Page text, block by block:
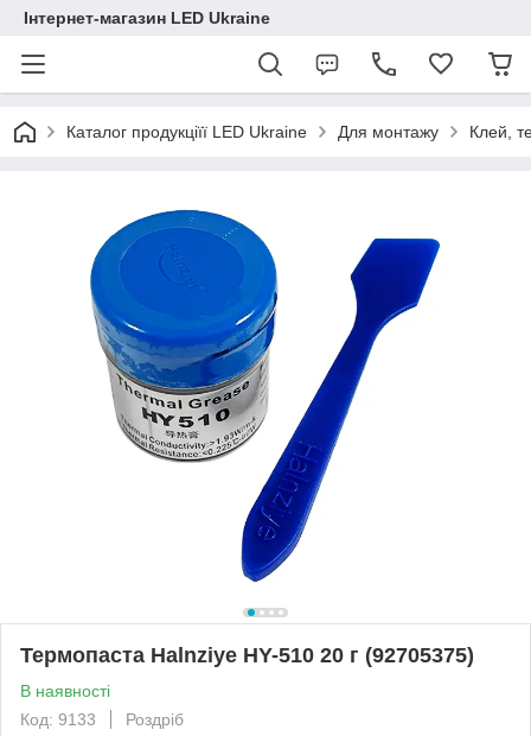
Інтернет-магазин LED Ukraine
Каталог продукціїї LED Ukraine Для монтажу Клей,
Термопаста Halnziye HY-510 20 г (92705375)
В наявності
Код: 9133
Роздріб